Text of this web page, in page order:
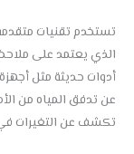
تستخدم تقنيات
الذي يعتمد على
أدوات حديثة مثل
عن تدفق المياه من
تكشف عن التغيرات في